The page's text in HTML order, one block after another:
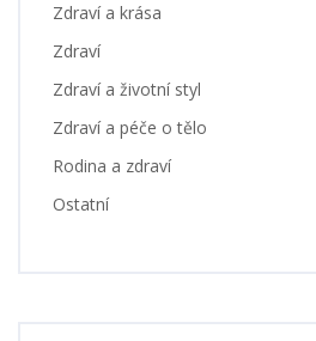
Zdraví a krása
Zdraví
Zdraví a životní styl
Zdraví a péče o tělo
Rodina a zdraví
Ostatní